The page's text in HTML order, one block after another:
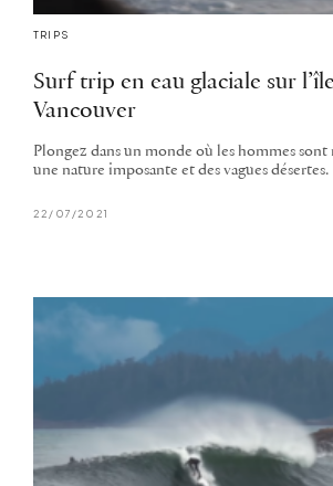
TRIPS
Surf trip en eau glaciale sur
Vancouver
Plongez dans un monde où les hommes sont
une nature imposante et des vagues désertes.
22/07/2021